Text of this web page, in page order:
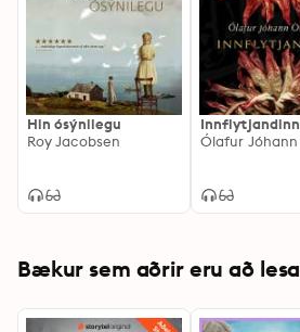
Hin ósýnilegu
Roy Jacobsen
Innflytjandinn
Bækur sem aðrir eru að lesa